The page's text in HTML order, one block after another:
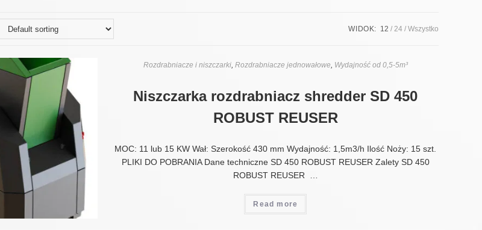
WIDOK: 12 24 Wszystko
Rozdrabniacze i niszczarki, Rozdrabniacze jednowałowe, Wydajność od 0,5-5m³
Niszczarka rozdrabniacz shredder SD 450
ROBUST REUSER
MOC: 11 lub 15 KW Wał: Szerokość 430 mm Wydajność: 1,5m3/h Ilość Noży: 15 szt.
PLIKI DO POBRANIA Dane techniczne SD 450 ROBUST REUSER Zalety SD 450
ROBUST REUSER …
Read more